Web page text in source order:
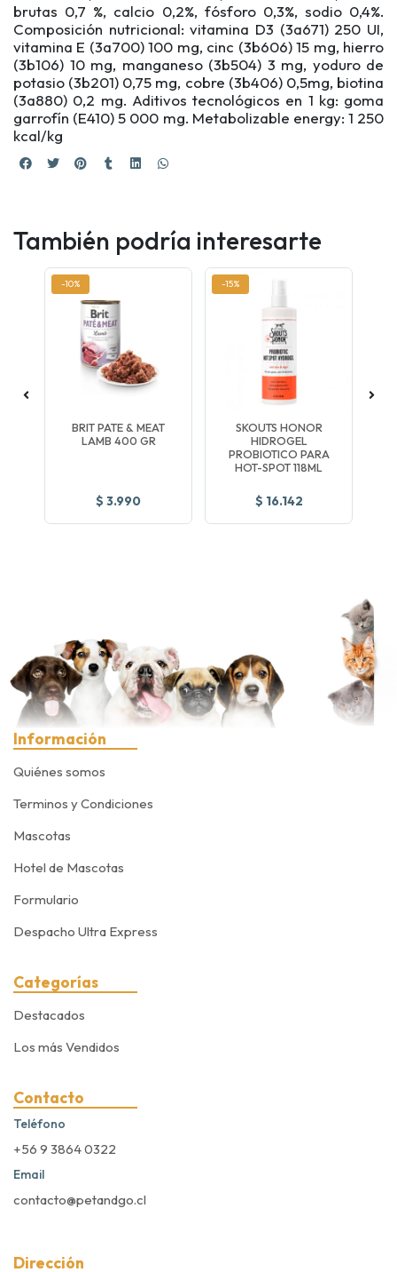
brutas 0,7 %, calcio 0,2%, fósforo 0,3%, sodio 0,4%.
Composición nutricional: vitamina D3 (3a671) 250 UI,
vitamina E (3a700) 100 mg, cinc (3b606) 15 mg, hierro
(3b106) 10 mg, manganeso (3b504) 3 mg, yoduro de
potasio (3b201) 0,75 mg, cobre (3b406) 0,5mg, biotina
(3a880) 0,2 mg. Aditivos tecnológicos en 1 kg: goma
garrofín (E410) 5 000 mg. Metabolizable energy: 1 250
kcal/kg
También podría interesarte
-10%
BRIT PATE & MEAT
LAMB 400 GR
$ 3.990
-15%
SKOUTS HONOR
HIDROGEL
PROBIOTICO PARA
HOT-SPOT 118ML
$ 16.142
Información
Quiénes somos
Terminos y Condiciones
Mascotas
Hotel de Mascotas
Formulario
Despacho Ultra Express
Categorías
Destacados
Los más Vendidos
Contacto
Teléfono
+56 9 3864 0322
Email
contacto@petandgo.cl
Dirección